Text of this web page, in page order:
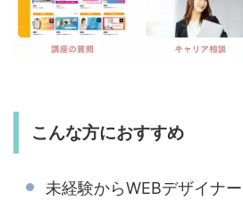
こんな方におすすめ
未経験からWEBデザイナ